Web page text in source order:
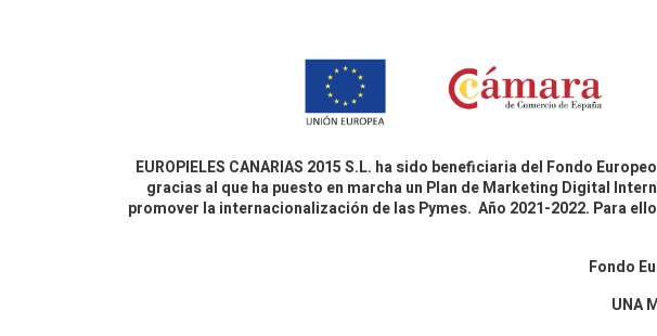
EUROPIELES CANARIAS 2015 S.L. ha sido beneficiaria del Fondo
gracias al que ha puesto en marcha un Plan de Marketing Digital
promover la internacionalización de las Pymes. Año 2021-2022. Para
Fondo
UNA